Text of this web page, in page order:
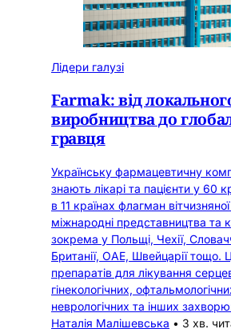
Лідери галузі
Farmak: від
виробництва до
гравця
Українську фармацевтичну
знають лікарі та пацієнти у 60
в 11 країнах флагман
міжнародні представництва та
зокрема у Польщі, Чехії,
Британії, ОАЕ, Швейцарії тощо.
препаратів для лікування
гінекологічних,
неврологічних та інших
Наталія Малішевська • 3 хв.